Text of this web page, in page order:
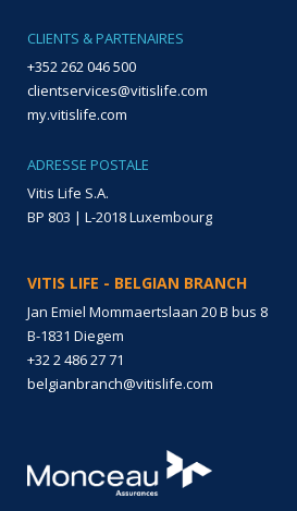
CLIENTS & PARTENAIRES
+352 262 046 500
clientservices@vitislife.com
my.vitislife.com
ADRESSE POSTALE
Vitis Life S.A.
BP 803 | L-2018 Luxembourg
VITIS LIFE - BELGIAN BRANCH
Jan Emiel Mommaertslaan 20 B bus 8
B-1831 Diegem
+32 2 486 27 71
belgianbranch@vitislife.com